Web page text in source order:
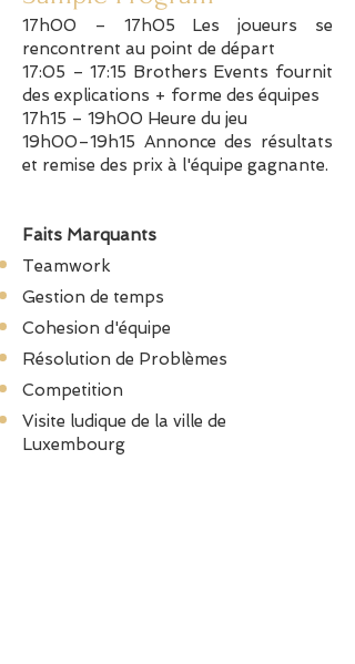
17h00 – 17h05 Les joueurs se
rencontrent au point de départ
17:05 – 17:15 Brothers Events fournit
des explications + forme des équipes
17h15 – 19h00 Heure du jeu
19h00–19h15 Annonce des résultats
et remise des prix à l'équipe gagnante.
Faits Marquants
Teamwork
Gestion de temps
Cohesion d'équipe
Résolution de Problèmes
Competition
Visite ludique de la ville de
Luxembourg